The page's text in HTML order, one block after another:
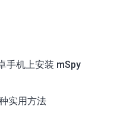
手机上安装 mSpy
实用方法